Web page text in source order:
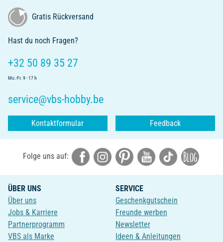
Gratis Rückversand
Hast du noch Fragen?
+32 50 89 35 27
Mo.-Fr. 9 - 17 h
service@vbs-hobby.be
Kontaktformular Feedback
Folge uns auf:
ÜBER UNS
Über uns
Jobs & Karriere
Partnerprogramm
VBS als Marke
SERVICE
Geschenkgutschein
Freunde werben
Newsletter
Ideen & Anleitungen